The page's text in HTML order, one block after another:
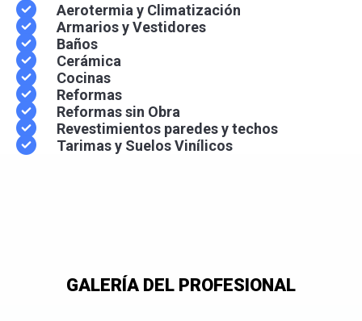
Aerotermia y Climatización
Armarios y Vestidores
Baños
Cerámica
Cocinas
Reformas
Reformas sin Obra
Revestimientos paredes y techos
Tarimas y Suelos Vinílicos
GALERÍA DEL PROFESIONAL